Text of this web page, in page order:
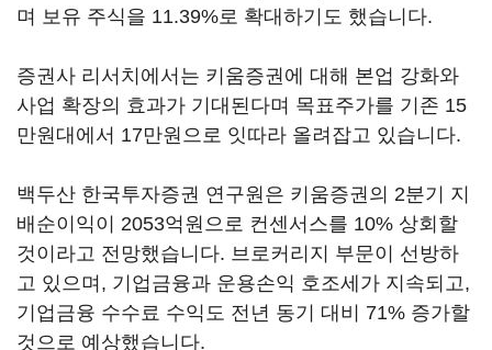
며 보유 주식을 11.39%로 확대하기도 했습니다.
증권사 리서치에서는 키움증권에 대해 본업 강화와
사업 확장의 효과가 기대된다며 목표주가를 기존 15
만원대에서 17만원으로 잇따라 올려잡고 있습니다.
백두산 한국투자증권 연구원은 키움증권의 2분기 지
배순이익이 2053억원으로 컨센서스를 10% 상회할
것이라고 전망했습니다. 브로커리지 부문이 선방하
고 있으며, 기업금융과 운용손익 호조세가 지속되고,
기업금융 수수료 수익도 전년 동기 대비 71% 증가할
것으로 예상했습니다.